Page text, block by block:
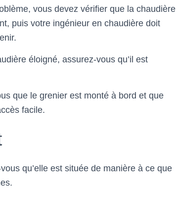
vous devez vérifier que la chaudière
puis votre ingénieur en chaudière doit
éloigné, assurez-vous qu’il est
que le grenier est monté à bord et que
facile.
qu’elle est située de manière à ce que